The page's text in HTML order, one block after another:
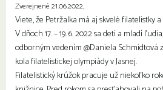
Zverejnené 21.06.2022,
Viete, že Petržalka má aj skvelé filatelistky
V dňoch 17. – 19. 6. 2022 sa deti a mladí
odborným vedením @Daniela Schmidtová
kola filatelistickej olympiády v Jasnej.
Filatelistický krúžok pracuje už niekoľko